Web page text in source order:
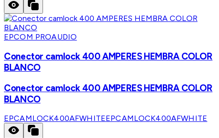
EPCOM PROAUDIO
Conector camlock 400 AMPERES HEMBRA COLOR
BLANCO
Conector camlock 400 AMPERES HEMBRA COLOR
BLANCO
EPCAMLOCK400AFWHITEEPCAMLOCK400AFWHITE